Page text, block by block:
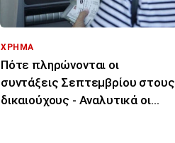
ΧΡΗΜΑ
Πότε πληρώνονται οι
συντάξεις Σεπτεμβρίου στους
δικαιούχους - Αναλυτικά οι